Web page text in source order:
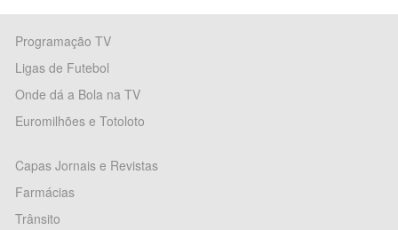
Programação TV
Ligas de Futebol
Onde dá a Bola na TV
Euromilhões e Totoloto
Capas Jornais e Revistas
Farmácias
Trânsito